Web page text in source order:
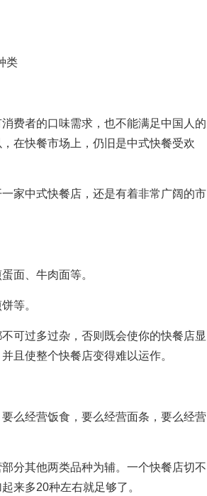
类
者的口味需求，也不能满足中国人的
在快餐市场上，仍旧是中式快餐受欢
中式快餐店，还是有着非常广阔的市
面、牛肉面等。
等。
过多过杂，否则既会使你的快餐店显
且使整个快餐店变得难以运作。
经营饭食，要么经营面条，要么经营
其他两类品种为辅。一个快餐店切不
来多20种左右就足够了。